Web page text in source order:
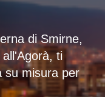
di Smirne,
all'Agorà, ti
su misura per